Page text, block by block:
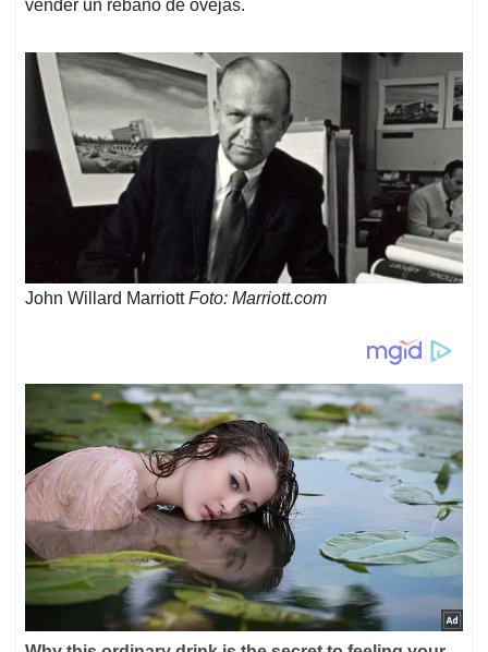
vender un rebaño de ovejas.
John Willard MarriottFoto: Marriott.com